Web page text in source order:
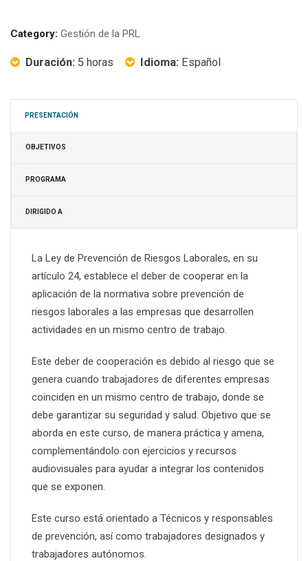
Category: Gestión de la PRL
Duración: 5 horas Idioma: Español
PRESENTACIÓN
OBJETIVOS
PROGRAMA
DIRIGIDO A
La Ley de Prevención de Riesgos Laborales, en su
artículo 24, establece el deber de cooperar en la
aplicación de la normativa sobre prevención de
riesgos laborales a las empresas que desarrollen
actividades en un mismo centro de trabajo.
Este deber de cooperación es debido al riesgo que se
genera cuando trabajadores de diferentes empresas
coinciden en un mismo centro de trabajo, donde se
debe garantizar su seguridad y salud. Objetivo que se
aborda en este curso, de manera práctica y amena,
complementándolo con ejercicios y recursos
audiovisuales para ayudar a integrar los contenidos
que se exponen.
Este curso está orientado a Técnicos y responsables
de prevención, así como trabajadores designados y
trabajadores autónomos.